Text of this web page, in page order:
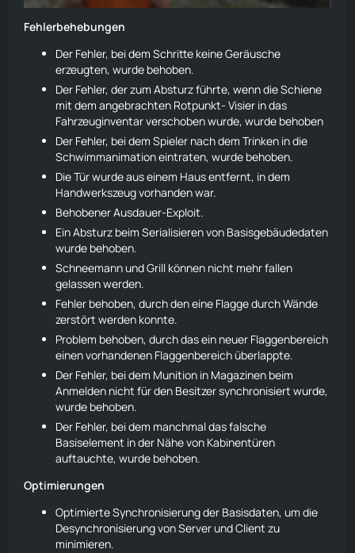
Fehlerbehebungen
Der Fehler, bei dem Schritte keine Geräusche
erzeugten, wurde behoben.
Der Fehler, der zum Absturz führte, wenn die Schiene
mit dem angebrachten Rotpunkt- Visier in das
Fahrzeuginventar verschoben wurde, wurde behoben
Der Fehler, bei dem Spieler nach dem Trinken in die
Schwimmanimation eintraten, wurde behoben.
Die Tür wurde aus einem Haus entfernt, in dem
Handwerkszeug vorhanden war.
BehobenerAusdauer-Exploit.
Ein Absturz beim Serialisieren von Basisgebäudedaten
wurde behoben.
Schneemann und Grill können nicht mehr fallen
gelassen werden.
Fehler behoben, durch den eine Flaggedurch Wände
zerstört werden konnte.
Problem behoben, durch das ein neuer Flaggenbereich
einen vorhandenen Flaggenbereich überlappte.
Der Fehler, bei dem Munition in Magazinen beim
Anmelden nicht für den Besitzer synchronisiert wurde,
wurde behoben.
Der Fehler, bei dem manchmal das falsche
Basiselement in der Nähe von Kabinentüren
auftauchte, wurde behoben.
Optimierungen
Optimierte Synchronisierung der Basisdaten, um die
Desynchronisierung von Server und Client zu
minimieren.